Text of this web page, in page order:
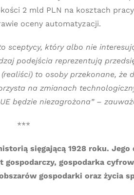
2 mld PLN na kosztach
oceny automatyzacji.
sceptycy, który albo nie
podejścia reprezentują
to osoby przekonane,
na zmianach
będzie niezagrożona” –
***
sięgającą 1928 roku. Jego
gospodarka
gospodarki oraz życia